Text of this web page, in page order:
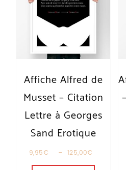
Affiche Alfred de
Musset – Citation
Lettre à Georges
Sand Erotique
9,95€ – 125,00€
Ce